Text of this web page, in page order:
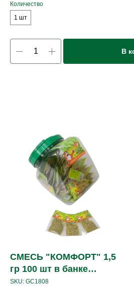
Количество
1 шт
В
СМЕСЬ "КОМФОРТ" 1,5
гр 100 шт в банке
состав: кошачья мята,
SKU: GC1808